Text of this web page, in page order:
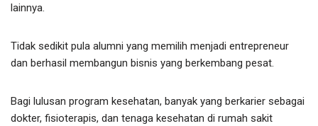
lainnya.
Tidak sedikit pula alumni yang memilih menjadi entrepreneur
dan berhasil membangun bisnis yang berkembang pesat.
Bagi lulusan program kesehatan, banyak yang berkarier sebagai
dokter, fisioterapis, dan tenaga kesehatan di rumah sakit